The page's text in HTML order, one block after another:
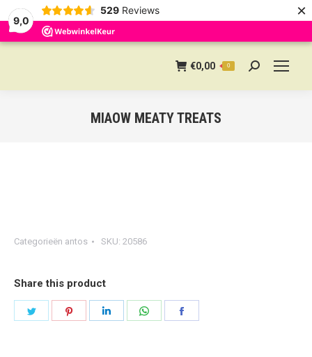
9,0
529 Reviews ×
€0,00 0 Search:
MIAOW MEATY TREATS
Categorieën antos SKU: 20586
Share this product